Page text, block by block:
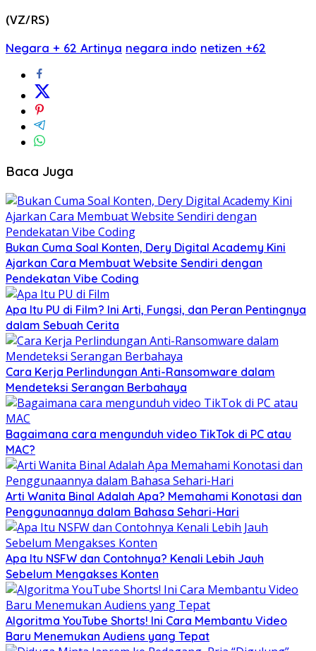
(VZ/RS)
Negara + 62 Artinya negara indo netizen +62
Baca Juga
Bukan Cuma Soal Konten, Dery Digital Academy Kini
Ajarkan Cara Membuat Website Sendiri dengan
Pendekatan Vibe Coding
Apa Itu PU di Film? Ini Arti, Fungsi, dan Peran Pentingnya
dalam Sebuah Cerita
Cara Kerja Perlindungan Anti-Ransomware dalam
Mendeteksi Serangan Berbahaya
Bagaimana cara mengunduh video TikTok di PC atau
MAC?
Arti Wanita Binal Adalah Apa? Memahami Konotasi dan
Penggunaannya dalam Bahasa Sehari-Hari
Apa Itu NSFW dan Contohnya? Kenali Lebih Jauh
Sebelum Mengakses Konten
Algoritma YouTube Shorts! Ini Cara Membantu Video
Baru Menemukan Audiens yang Tepat